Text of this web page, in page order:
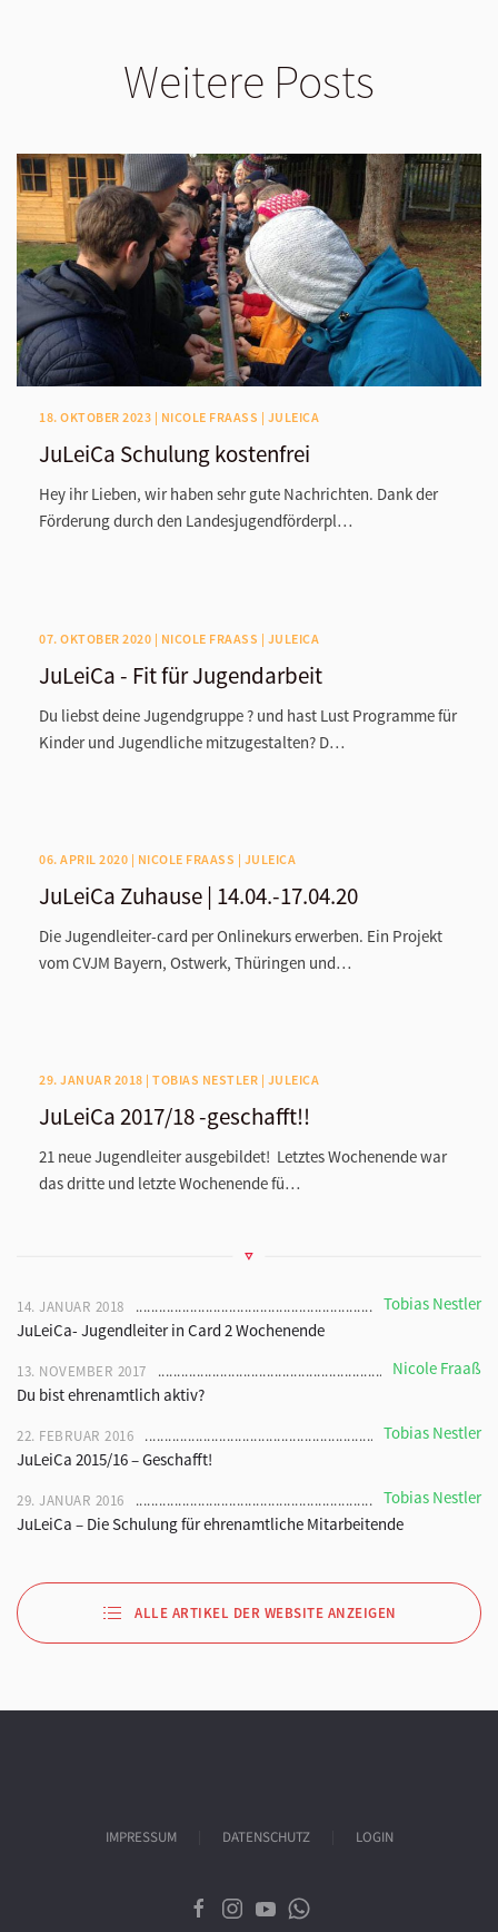
Weitere Posts
18. OKTOBER 2023 | NICOLE FRAASS | JULEICA
JuLeiCa Schulung kostenfrei
Hey ihr Lieben, wir haben sehr gute Nachrichten. Dank der
Förderung durch den Landesjugendförderpl…
07. OKTOBER 2020 | NICOLE FRAASS | JULEICA
JuLeiCa - Fit für Jugendarbeit
Du liebst deine Jugendgruppe ? und hast Lust Programme für
Kinder und Jugendliche mitzugestalten? D…
06. APRIL 2020 | NICOLE FRAASS | JULEICA
JuLeiCa Zuhause | 14.04.-17.04.20
Die Jugendleiter-card per Onlinekurs erwerben. Ein Projekt
vom CVJM Bayern, Ostwerk, Thüringen und…
29. JANUAR 2018 | TOBIAS NESTLER | JULEICA
JuLeiCa 2017/18 -geschafft!!
21 neue Jugendleiter ausgebildet! Letztes Wochenende war
das dritte und letzte Wochenende fü…
14. JANUAR 2018
Tobias Nestler
JuLeiCa- Jugendleiter in Card 2 Wochenende
13. NOVEMBER 2017
Nicole Fraaß
Du bist ehrenamtlich aktiv?
22. FEBRUAR 2016
Tobias Nestler
JuLeiCa 2015/16 – Geschafft!
29. JANUAR 2016
Tobias Nestler
JuLeiCa – Die Schulung für ehrenamtliche Mitarbeitende
ALLE ARTIKEL DER WEBSITE ANZEIGEN
IMPRESSUM DATENSCHUTZ LOGIN